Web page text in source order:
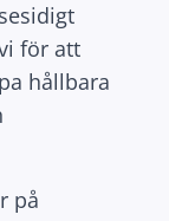
för att
hållbara
på